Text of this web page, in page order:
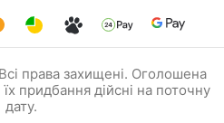
права захищені. Оголошена
придбання дійсні на поточну
дату.